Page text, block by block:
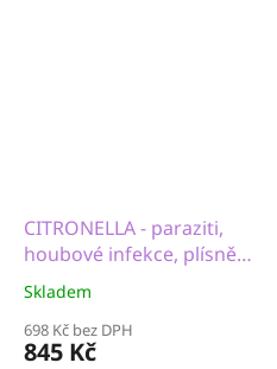
CITRONELLA - paraziti,
houbové infekce, plísně,
akné, nespavost
Skladem
698 Kč bez DPH
845 Kč